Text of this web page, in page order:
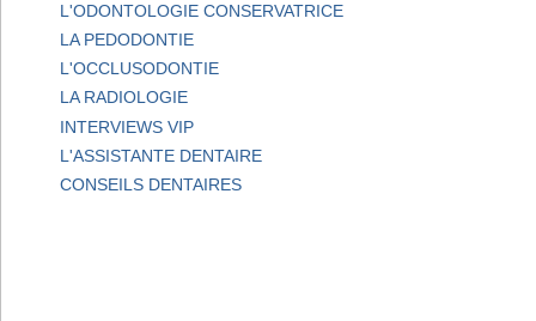
L'ODONTOLOGIE CONSERVATRICE
LA PEDODONTIE
L'OCCLUSODONTIE
LA RADIOLOGIE
INTERVIEWS VIP
L'ASSISTANTE DENTAIRE
CONSEILS DENTAIRES